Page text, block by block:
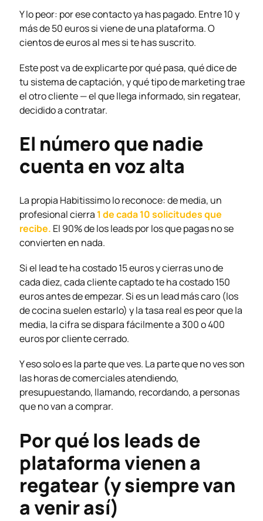
Y lo peor: por ese contacto ya has pagado. Entre 10 y
más de 50 euros si viene de una plataforma. O
cientos de euros al mes si te has suscrito.
Este post va de explicarte por qué pasa, qué dice de
tu sistema de captación, y qué tipo de marketing trae
el otro cliente — el que llega informado, sin regatear,
decidido a contratar.
El número que nadie
cuenta en voz alta
La propia Habitissimo lo reconoce: de media, un
profesional cierra 1 de cada 10 solicitudes que
recibe. El 90% de los leads por los que pagas no se
convierten en nada.
Si el lead te ha costado 15 euros y cierras uno de
cada diez, cada cliente captado te ha costado 150
euros antes de empezar. Si es un lead más caro (los
de cocina suelen estarlo) y la tasa real es peor que la
media, la cifra se dispara fácilmente a 300 o 400
euros por cliente cerrado.
Y eso solo es la parte que ves. La parte que no ves son
las horas de comerciales atendiendo,
presupuestando, llamando, recordando, a personas
que no van a comprar.
Por qué los leads de
plataforma vienen a
regatear (y siempre van
a venir así)